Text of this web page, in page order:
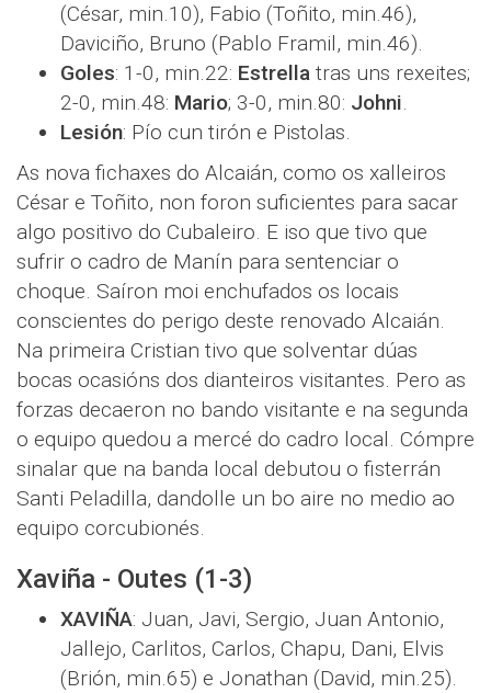
(César, min.10), Fabio (Toñito, min.46),
Daviciño, Bruno (Pablo Framil, min.46).
Goles: 1-0, min.22: Estrella tras uns rexeites;
2-0, min.48: Mario; 3-0, min.80: Johni.
Lesión: Pío cun tirón e Pistolas.
As nova fichaxes do Alcaián, como os xalleiros
César e Toñito, non foron suficientes para sacar
algo positivo do Cubaleiro. E iso que tivo que
sufrir o cadro de Manín para sentenciar o
choque. Saíron moi enchufados os locais
conscientes do perigo deste renovado Alcaián.
Na primeira Cristian tivo que solventar dúas
bocas ocasións dos dianteiros visitantes. Pero as
forzas decaeron no bando visitante e na segunda
o equipo quedou a mercé do cadro local. Cómpre
sinalar que na banda local debutou o fisterrán
Santi Peladilla, dandolle un bo aire no medio ao
equipo corcubionés.
Xaviña - Outes (1-3)
XAVIÑA: Juan, Javi, Sergio, Juan Antonio,
Jallejo, Carlitos, Carlos, Chapu, Dani, Elvis
(Brión, min.65) e Jonathan (David, min.25).